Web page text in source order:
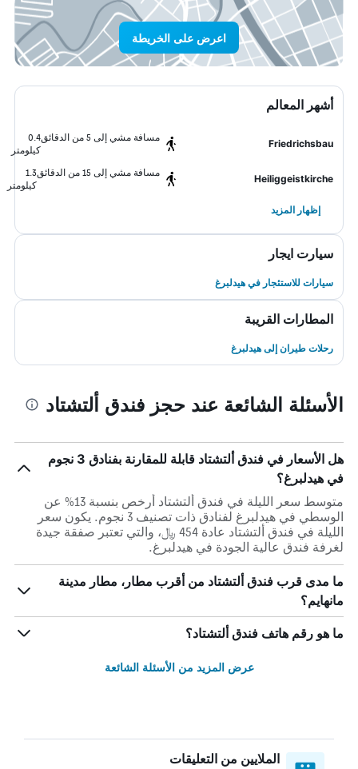
اعرض على الخريطة
أشهر المعالم
Friedrichsbau
مسافة مشي إلى 5 من الدقائق
0.4
كيلومتر
Heiliggeistkirche
مسافة مشي إلى 15 من الدقائق
1.3
كيلومتر
إظهار المزيد
سيارت ايجار
سيارات للاستئجار في هيدلبرغ
المطارات القريبة
رحلات طيران إلى هيدلبرغ
الأسئلة الشائعة عند حجز فندق ألتشتاد
هل الأسعار في فندق ألتشتاد قابلة للمقارنة بفنادق 3 نجوم
في هيدلبرغ؟
متوسط سعر الليلة في فندق ألتشتاد أرخص بنسبة 13% عن
الوسطي في هيدلبرغ لفنادق ذات تصنيف 3 نجوم. يكون سعر
الليلة في فندق ألتشتاد عادة 454 ﷼، والتي تعتبر صفقة جيدة
لغرفة فندق عالية الجودة في هيدلبرغ.
ما مدى قرب فندق ألتشتاد من أقرب مطار، مطار مدينة
مانهايم؟
ما هو رقم هاتف فندق ألتشتاد؟
عرض المزيد من الأسئلة الشائعة
الملايين من التعليقات